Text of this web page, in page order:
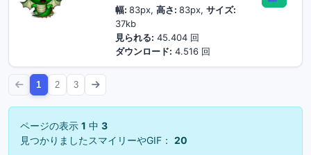
幅: 83px, 高さ: 83px, サイズ:
37kb
見られる: 45.404 回
ダウンロード: 4.516 回
1 2 3
ページの表示 1 中 3
見つかりましたスマイリーやGIF： 20